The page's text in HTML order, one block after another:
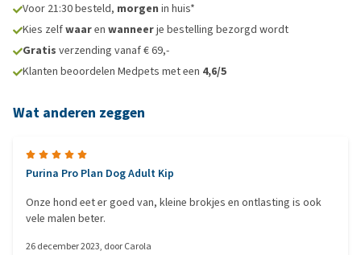
Voor 21:30 besteld, morgen in huis*
Kies zelfwaaren wanneerje bestelling bezorgd wordt
Gratis verzending vanaf € 69,-
Klanten beoordelen Medpets met een 4,6/5
Wat anderen zeggen
Purina Pro Plan Dog Adult Kip
Onze hond eet er goed van, kleine brokjes en ontlasting is ook
vele malen beter.
26 december 2023, doorCarola